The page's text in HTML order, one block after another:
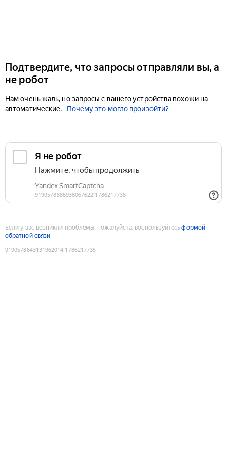
Подтвердите, что запросы отправляли вы, а
не робот
Нам очень жаль, но запросы с вашего устройства похожи на
автоматические.
Почему это могло произойти?
Если у вас возникли проблемы, пожалуйста, воспользуйтесьформой
обратной связи
9190578643131962014:1786217735